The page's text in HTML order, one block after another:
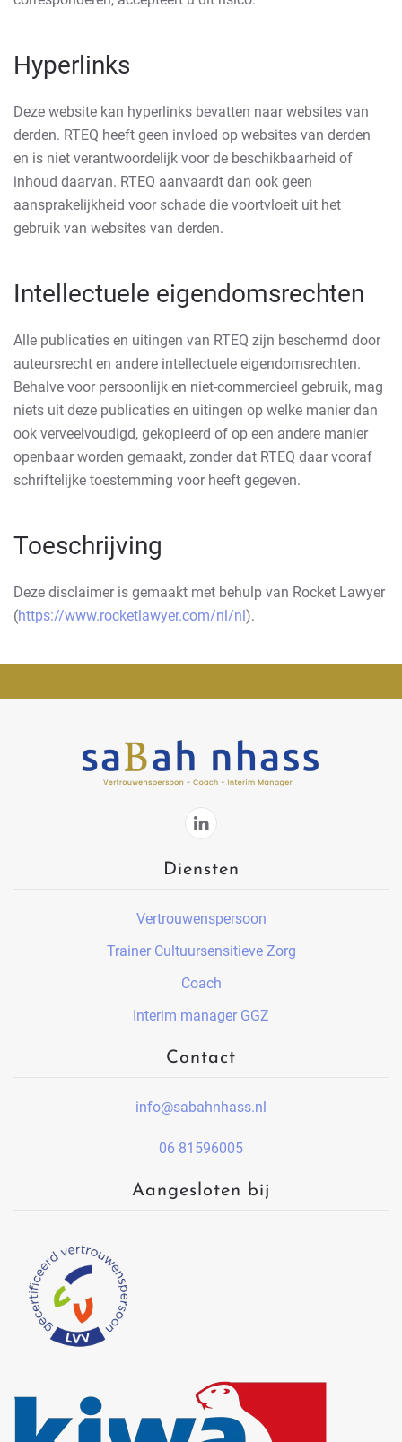
Hyperlinks
Deze website kan hyperlinks bevatten naar websites van
derden. RTEQ heeft geen invloed op websites van derden
en is niet verantwoordelijk voor de beschikbaarheid of
inhoud daarvan. RTEQ aanvaardt dan ook geen
aansprakelijkheid voor schade die voortvloeit uit het
gebruik van websites van derden.
Intellectuele eigendomsrechten
Alle publicaties en uitingen van RTEQ zijn beschermd door
auteursrecht en andere intellectuele eigendomsrechten.
Behalve voor persoonlijk en niet-commercieel gebruik, mag
niets uit deze publicaties en uitingen op welke manier dan
ook verveelvoudigd, gekopieerd of op een andere manier
openbaar worden gemaakt, zonder dat RTEQ daar vooraf
schriftelijke toestemming voor heeft gegeven.
Toeschrijving
Deze disclaimer is gemaakt met behulp van Rocket Lawyer
(https://www.rocketlawyer.com/nl/nl).
Diensten
Vertrouwenspersoon
Trainer Cultuursensitieve Zorg
Coach
Interim manager GGZ
Contact
info@sabahnhass.nl
06 81596005
Aangesloten bij